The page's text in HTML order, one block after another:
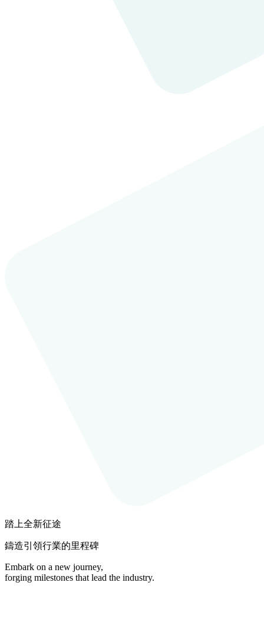
踏上全新征途
鑄造引領行業的里程碑
Embark on a new journey,
forging milestones that lead the industry.